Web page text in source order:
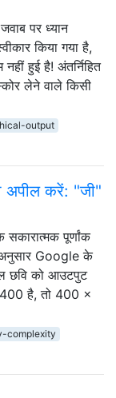
पर ध्यान
किया गया है,
हुई है! अंतर्निहित
लेने वाले किसी
output
करें: "जी"
पूर्णांक
Google के
छवि को आउटपुट
400 है, तो 400 ×
complexity